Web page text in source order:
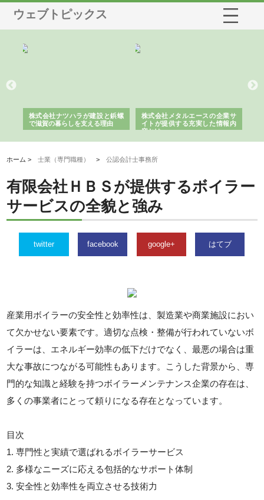
ウェブトピックス
株式会社ナツハラが建設と鋲螺
で滋賀の暮らしを支える理由
株式会社メタルエースの企業サ
イトが提供する充実した情報内
容とは
ホーム >士業（専門職種） >公認会計士事務所
有限会社ＨＢＳが提供するボイラー
サービスの全貌と強み
twitter facebook google+ はてブ
産業用ボイラーの安全性と効率性は、製造業や商業施設におい
て欠かせない要素です。適切な点検・整備が行われていないボ
イラーは、エネルギー効率の低下だけでなく、最悪の場合は重
大な事故につながる可能性もあります。こうした背景から、専
門的な知識と経験を持つボイラーメンテナンス企業の存在は、
多くの事業者にとって頼りになる存在となっています。
目次
1. 専門性と実績で選ばれるボイラーサービス
2. 多様なニーズに応える包括的なサポート体制
3. 安全性と効率性を両立させる技術力